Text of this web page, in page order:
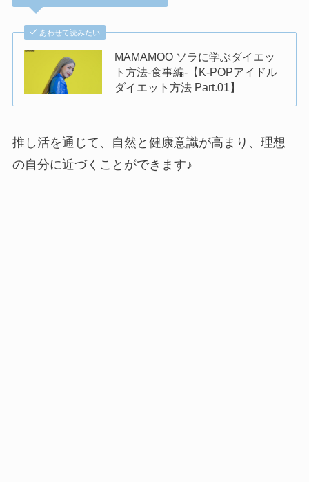
あわせて読みたい
MAMAMOO ソラに学ぶダイエッ
ト方法-食事編-【K-POPアイドル
ダイエット方法 Part.01】
推し活を通じて、自然と健康意識が高まり、理想
の自分に近づくことができます♪